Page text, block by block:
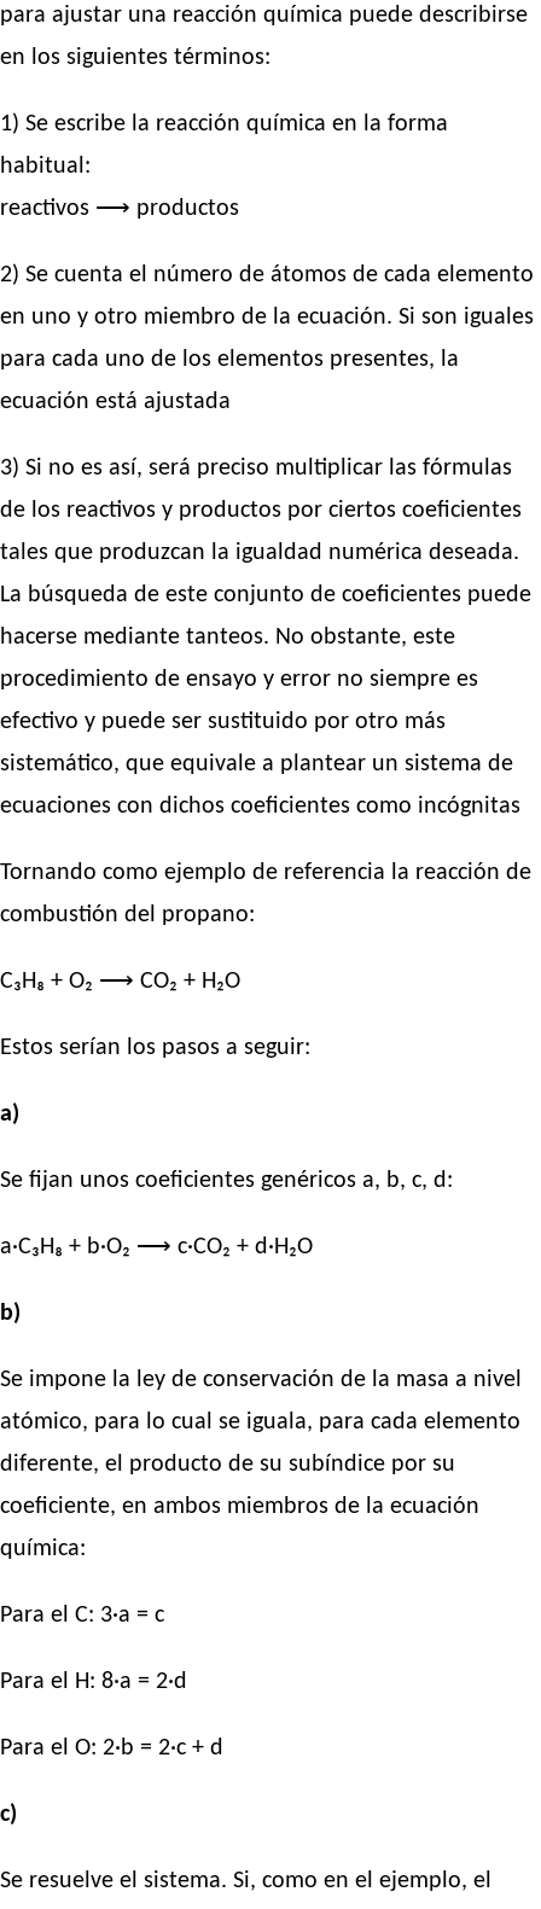
para ajustar una reacción química puede describirse
en los siguientes términos:
1) Se escribe la reacción química en la forma
habitual:
reactivos ⟶ productos
2) Se cuenta el número de átomos de cada elemento
en uno y otro miembro de la ecuación. Si son iguales
para cada uno de los elementos presentes, la
ecuación está ajustada
3) Si no es así, será preciso multiplicar las fórmulas
de los reactivos y productos por ciertos coeficientes
tales que produzcan la igualdad numérica deseada.
La búsqueda de este conjunto de coeficientes puede
hacerse mediante tanteos. No obstante, este
procedimiento de ensayo y error no siempre es
efectivo y puede ser sustituido por otro más
sistemático, que equivale a plantear un sistema de
ecuaciones con dichos coeficientes como incógnitas
Tornando como ejemplo de referencia la reacción de
combustión del propano:
C₃H₈ + O₂ ⟶ CO₂ + H₂O
Estos serían los pasos a seguir:
a)
Se fijan unos coeficientes genéricos a, b, c, d:
a·C₃H₈ + b·O₂ ⟶ c·CO₂ + d·H₂O
b)
Se impone la ley de conservación de la masa a nivel
atómico, para lo cual se iguala, para cada elemento
diferente, el producto de su subíndice por su
coeficiente, en ambos miembros de la ecuación
química:
Para el C: 3·a = c
Para el H: 8·a = 2·d
Para el O: 2·b = 2·c + d
c)
Se resuelve el sistema. Si, como en el ejemplo, el